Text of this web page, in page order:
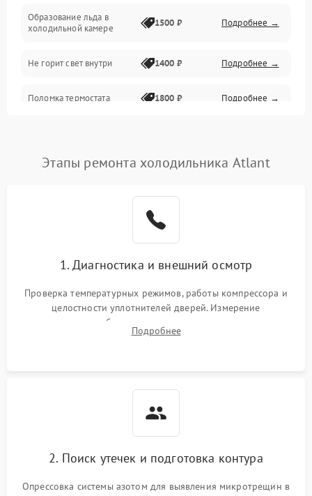
Образование льда в
холодильной камере
1500 ₽ Подробнее →
Не горит свет внутри 1400 ₽ Подробнее →
Поломка термостата 1800 ₽ Подробнее →
Поломка системы No Frost 2600 ₽ Подробнее →
работе
2000 ₽ Подробнее →
1000 ₽
1800 ₽
Этапы ремонта холодильника Atlant
1. Диагностика и внешний осмотр
Проверка температурных режимов, работы компрессора и
целостности уплотнителей дверей. Измерение
сопротивления обмоток мотора, проверка термостата и
считывание кодов ошибок с электронного дисплея.
Подробнее
2. Поиск утечек и подготовка контура
Опрессовка системы азотом для выявления микротрещин в